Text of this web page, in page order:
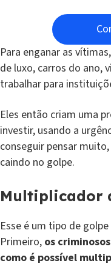
Para enganar as
de luxo, carros do ano,
trabalhar para
Eles então criam uma
investir, usando a
conseguir pensar
caindo no golpe.
Multiplicador
Esse é um tipo de
Primeiro, os
como é possível